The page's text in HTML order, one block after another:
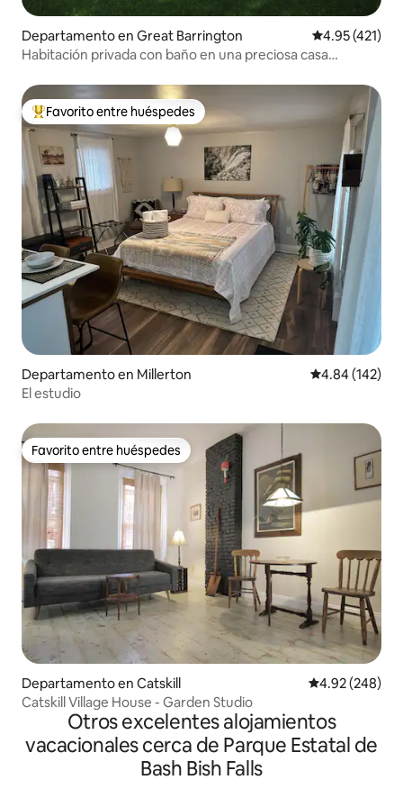
Departamento en Great Barrington Calificación
4.95 (421)
Habitación privada con baño en una preciosa casa
De los mejores en Favorito entre huéspedes
Favorito entre huéspedes
Departamento en Millerton Calificación
4.84 (142)
El estudio
Favorito entre huéspedes
Favorito entre huéspedes
Departamento en Catskill Calificación
4.92 (248)
Catskill Village House - Garden Studio
Otros excelentes alojamientos
vacacionales cerca de Parque Estatal de
Bash Bish Falls